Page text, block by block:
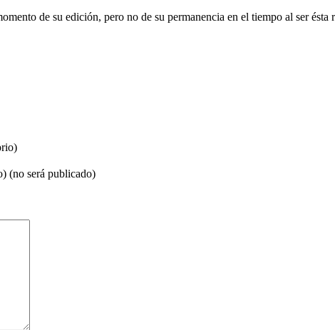
de su edición, pero no de su permanencia en el tiempo al ser
(no será publicado)